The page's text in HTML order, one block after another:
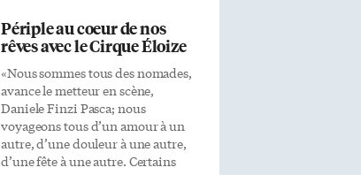
Périple au coeur de nos
rêves avec le Cirque Éloize
«Nous sommes tous des nomades,
avance le metteur en scène,
Daniele Finzi Pasca; nous
voyageons tous d’un amour à un
autre, d’une douleur à une autre,
d’une fête à une autre. Certains